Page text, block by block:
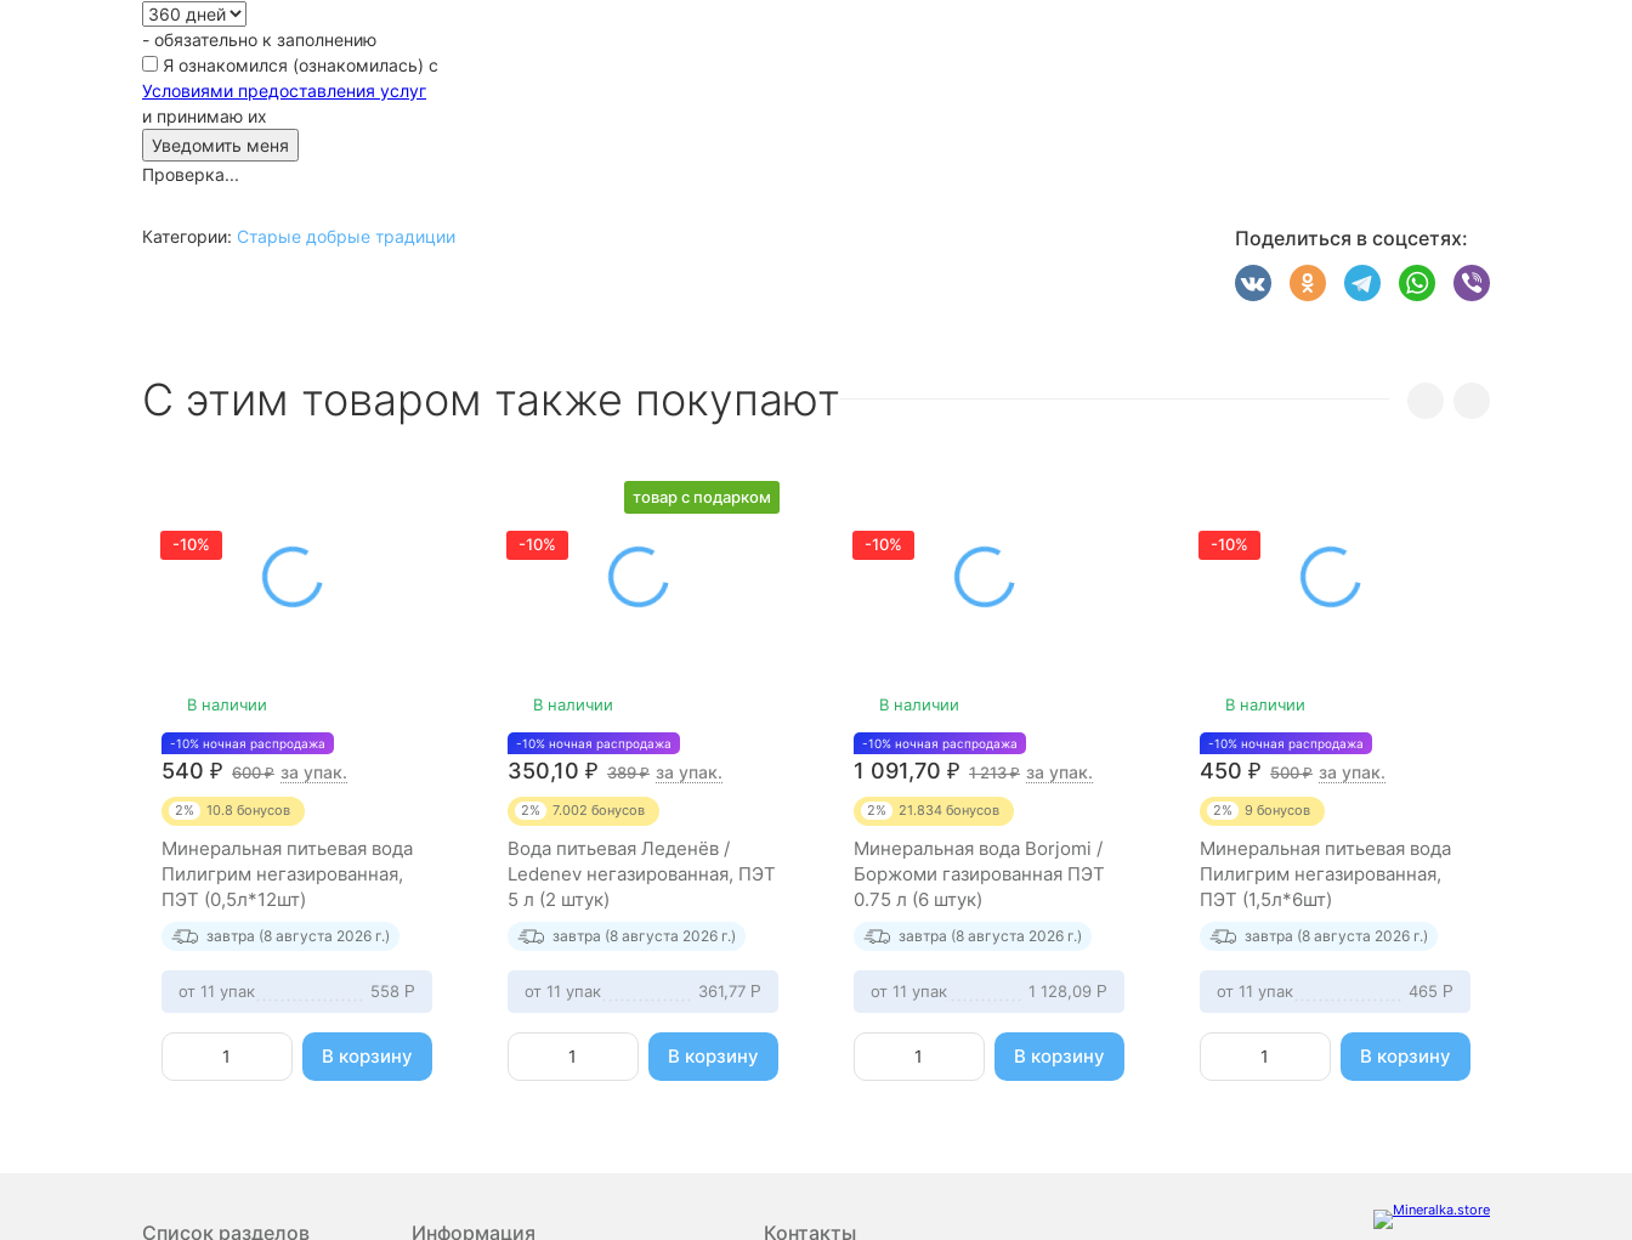
- обязательно к заполнению
Я ознакомился (ознакомилась) с
Условиями предоставления услуг
и принимаю их
Проверка...
Категории: Старые добрые традиции Поделиться в соцсетях:
С этим товаром также покупают
-10%
В наличии
-10% ночная распродажа
540 ₽ 600₽ за упак.
2% 10.8 бонусов
Минеральная питьевая вода
Пилигрим негазированная,
ПЭТ (0,5л*12шт)
завтра (8 августа 2026 г.)
от 11 упак 558 Р
В корзину
-10%
товар с подарком
В наличии
-10% ночная распродажа
350,10 ₽ 389₽ за упак.
2% 7.002 бонусов
Вода питьевая Леденёв /
Ledenev негазированная, ПЭТ
5 л (2 штук)
завтра (8 августа 2026 г.)
от 11 упак 361,77 Р
В корзину
-10%
В наличии
-10% ночная распродажа
1 091,70 ₽ 1 213₽ за упак.
2% 21.834 бонусов
Минеральная вода Borjomi /
Боржоми газированная ПЭТ
0.75 л (6 штук)
завтра (8 августа 2026 г.)
от 11 упак 1 128,09 Р
В корзину
-10%
В наличии
-10% ночная распродажа
450 ₽ 500₽ за упак.
2% 9 бонусов
Минеральная питьевая вода
Пилигрим негазированная,
ПЭТ (1,5л*6шт)
завтра (8 августа 2026 г.)
от 11 упак 465 Р
В корзину
Список разделов Информация Контакты